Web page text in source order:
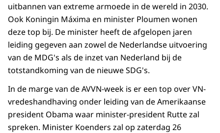
uitbannen van extreme armoede in de wereld in 2030.
Ook Koningin Máxima en minister Ploumen wonen
deze top bij. De minister heeft de afgelopen jaren
leiding gegeven aan zowel de Nederlandse uitvoering
van de MDG's als de inzet van Nederland bij de
totstandkoming van de nieuwe SDG's.
In de marge van de AVVN-week is er een top over VN-
vredeshandhaving onder leiding van de Amerikaanse
president Obama waar minister-president Rutte zal
spreken. Minister Koenders zal op zaterdag 26